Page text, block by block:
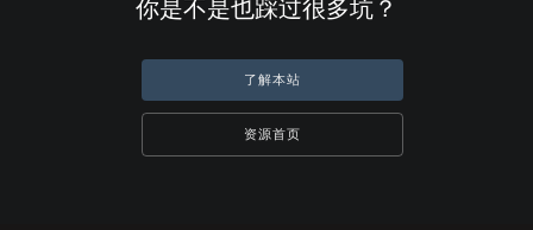
你是不是也踩过很多坑？
了解本站
资源首页